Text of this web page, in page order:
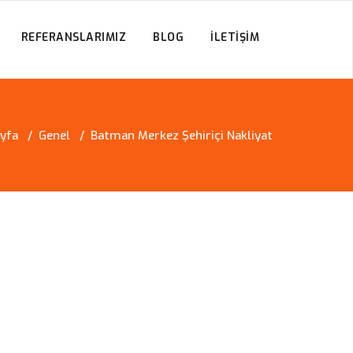
REFERANSLARIMIZ BLOG İLETIŞIM
/ Genel / Batman Merkez Şehiriçi Nakliyat